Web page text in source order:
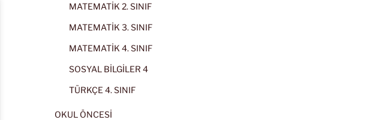
MATEMATİK 2. SINIF
MATEMATİK 3. SINIF
MATEMATİK 4. SINIF
SOSYAL BİLGİLER 4
TÜRKÇE 4. SINIF
OKUL ÖNCESİ